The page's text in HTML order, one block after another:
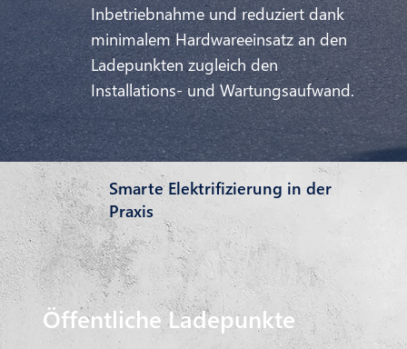
Inbetriebnahme und reduziert dank
minimalem Hardwareeinsatz an den
Ladepunkten zugleich den
Installations- und Wartungsaufwand.
Smarte Elektrifizierung in der
Praxis
Öffentliche Ladepunkte